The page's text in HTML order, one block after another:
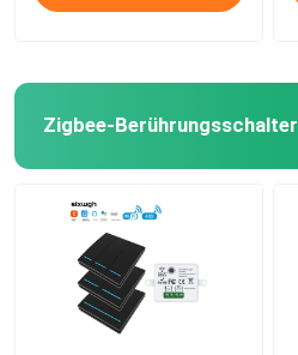
Zigbee-Berührungsschalter